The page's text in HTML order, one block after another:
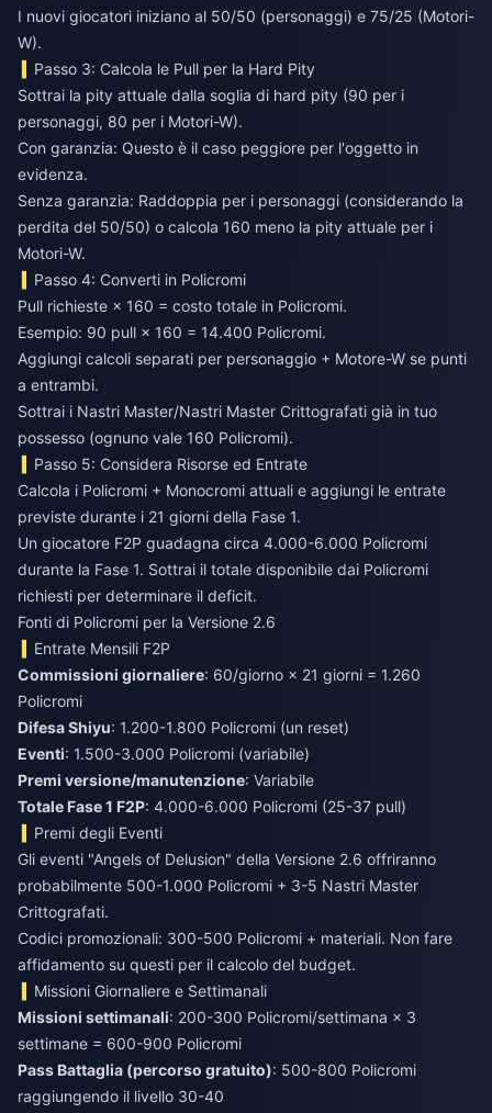
I nuovi giocatori iniziano al 50/50 (personaggi) e 75/25 (Motori-
W).
Passo 3: Calcola le Pull per la Hard Pity
Sottrai la pity attuale dalla soglia di hard pity (90 per i
personaggi, 80 per i Motori-W).
Con garanzia: Questo è il caso peggiore per l'oggetto in
evidenza.
Senza garanzia: Raddoppia per i personaggi (considerando la
perdita del 50/50) o calcola 160 meno la pity attuale per i
Motori-W.
Passo 4: Converti in Policromi
Pull richieste × 160 = costo totale in Policromi.
Esempio: 90 pull × 160 = 14.400 Policromi.
Aggiungi calcoli separati per personaggio + Motore-W se punti
a entrambi.
Sottrai i Nastri Master/Nastri Master Crittografati già in tuo
possesso (ognuno vale 160 Policromi).
Passo 5: Considera Risorse ed Entrate
Calcola i Policromi + Monocromi attuali e aggiungi le entrate
previste durante i 21 giorni della Fase 1.
Un giocatore F2P guadagna circa 4.000-6.000 Policromi
durante la Fase 1. Sottrai il totale disponibile dai Policromi
richiesti per determinare il deficit.
Fonti di Policromi per la Versione 2.6
Entrate Mensili F2P
Commissioni giornaliere: 60/giorno × 21 giorni = 1.260
Policromi
Difesa Shiyu: 1.200-1.800 Policromi (un reset)
Eventi: 1.500-3.000 Policromi (variabile)
Premi versione/manutenzione: Variabile
Totale Fase 1 F2P: 4.000-6.000 Policromi (25-37 pull)
Premi degli Eventi
Gli eventi "Angels of Delusion" della Versione 2.6 offriranno
probabilmente 500-1.000 Policromi + 3-5 Nastri Master
Crittografati.
Codici promozionali: 300-500 Policromi + materiali. Non fare
affidamento su questi per il calcolo del budget.
Missioni Giornaliere e Settimanali
Missioni settimanali: 200-300 Policromi/settimana × 3
settimane = 600-900 Policromi
Pass Battaglia (percorso gratuito): 500-800 Policromi
raggiungendo il livello 30-40